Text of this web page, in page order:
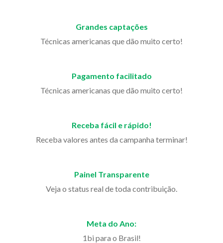
Grandes captações
Técnicas americanas que dão muito certo!
Pagamento facilitado
Técnicas americanas que dão muito certo!
Receba fácil e rápido!
Receba valores antes da campanha terminar!
Painel Transparente
Veja o status real de toda contribuição.
Meta do Ano:
1bi para o Brasil!